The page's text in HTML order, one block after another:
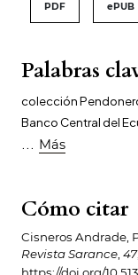
Palabras
colección
Banco Central del
... Más
Cómo citar
Cisneros Andrade,
Revista Sarance, 47
PDF ePUB